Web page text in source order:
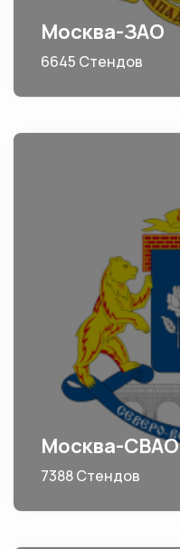
Москва-ЗАО
6645 Стендов
Москва-СВАО
7388 Стендов